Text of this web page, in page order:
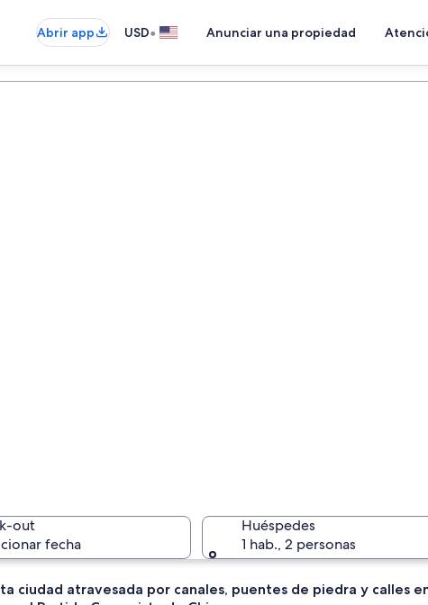
Abrir app USD• Anunciar una propiedad
out
fecha
Huéspedes
1 hab., 2 personas
ciudad atravesada por canales, puentes de piedra y calles